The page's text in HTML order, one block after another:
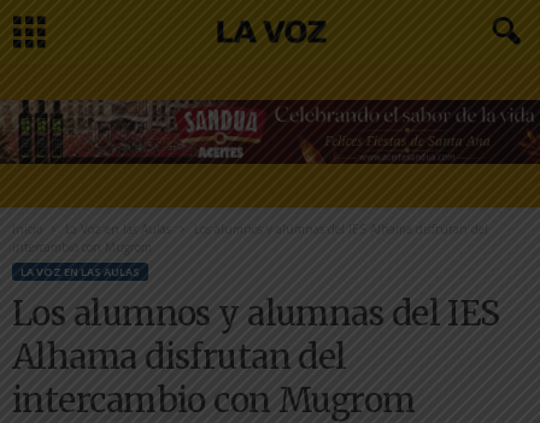
Inicio La Voz en las Aulas
Los alumnos y alumnas del IES Alhama disfrutan del
intercambio con Mugrom
LA VOZ EN LAS AULAS
Los alumnos y alumnas del IES
Alhama disfrutan del
intercambio con Mugrom